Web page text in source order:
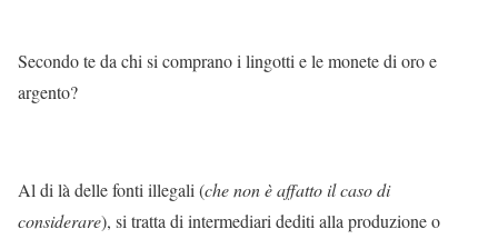
Secondo te da chi si comprano i lingotti e le monete di oro e
argento?
Al di là delle fonti illegali (che non è affatto il caso di
considerare), si tratta di intermediari dediti alla produzione o